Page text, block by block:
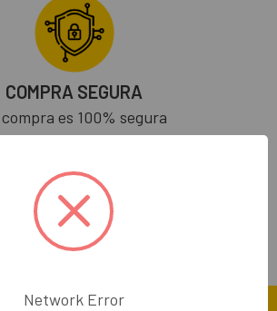
COMPRA SEGURA
es 100% segura
SOPORTE 24/7
Network Error